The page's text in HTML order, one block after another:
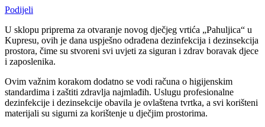
Podijeli
U sklopu priprema za otvaranje novog dječjeg vrtića „Pahuljica“ u
Kupresu, ovih je dana uspješno odrađena dezinfekcija i dezinsekcija
prostora, čime su stvoreni svi uvjeti za siguran i zdrav boravak djece
i zaposlenika.
Ovim važnim korakom dodatno se vodi računa o higijenskim
standardima i zaštiti zdravlja najmlađih. Uslugu profesionalne
dezinfekcije i dezinsekcije obavila je ovlaštena tvrtka, a svi korišteni
materijali su sigurni za korištenje u dječjim prostorima.